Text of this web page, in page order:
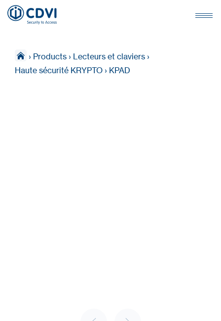
› Products › Lecteurs et claviers ›
Haute sécurité KRYPTO › KPAD